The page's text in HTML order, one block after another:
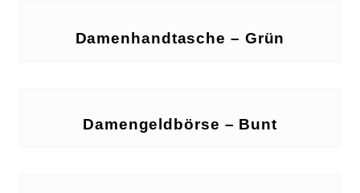
Damenhandtasche – Grün
Damengeldbörse – Bunt